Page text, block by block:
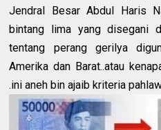
Jendral Besar Abdul Haris
bintang lima yang disegani
tentang perang gerilya
Amerika dan Barat..atau
.ini aneh bin ajaib kriteria